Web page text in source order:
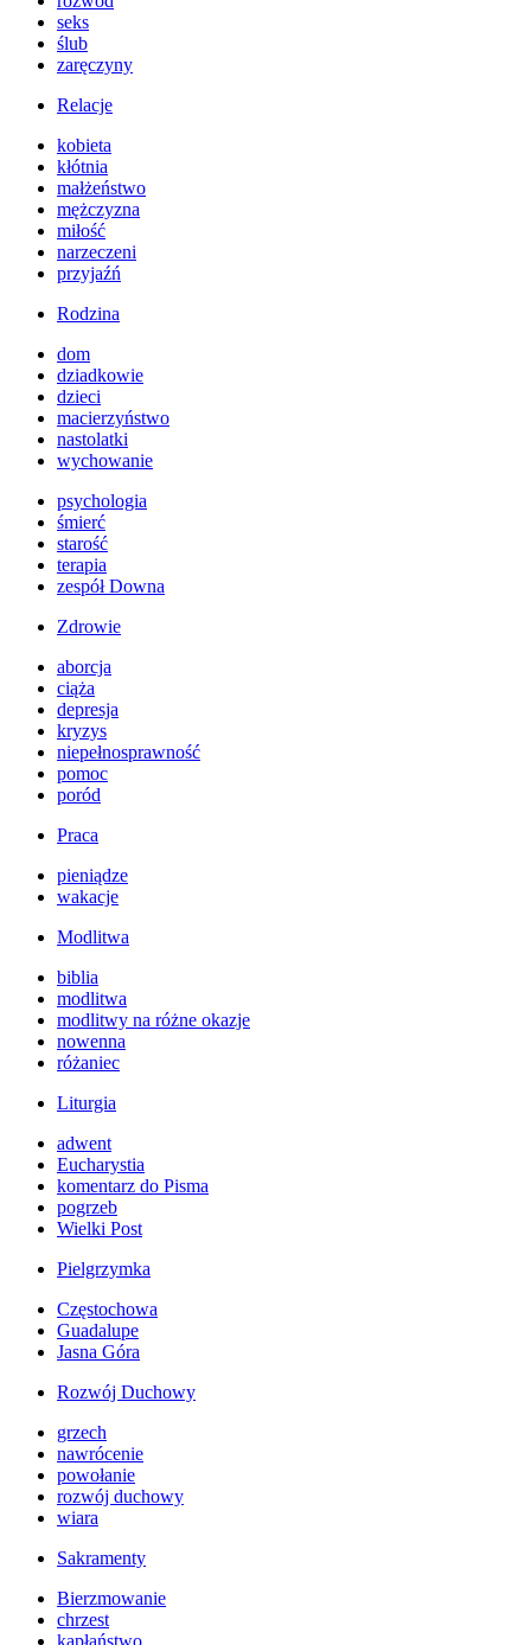
seks
ślub
zaręczyny
Relacje
kobieta
kłótnia
małżeństwo
mężczyzna
miłość
narzeczeni
przyjaźń
Rodzina
dom
dziadkowie
dzieci
macierzyństwo
nastolatki
wychowanie
psychologia
śmierć
starość
terapia
zespół Downa
Zdrowie
aborcja
ciąża
depresja
kryzys
niepełnosprawność
pomoc
poród
Praca
pieniądze
wakacje
Modlitwa
biblia
modlitwa
modlitwy na różne okazje
nowenna
różaniec
Liturgia
adwent
Eucharystia
komentarz do Pisma
pogrzeb
Wielki Post
Pielgrzymka
Częstochowa
Guadalupe
Jasna Góra
Rozwój Duchowy
grzech
nawrócenie
powołanie
rozwój duchowy
wiara
Sakramenty
Bierzmowanie
chrzest
kapłaństwo